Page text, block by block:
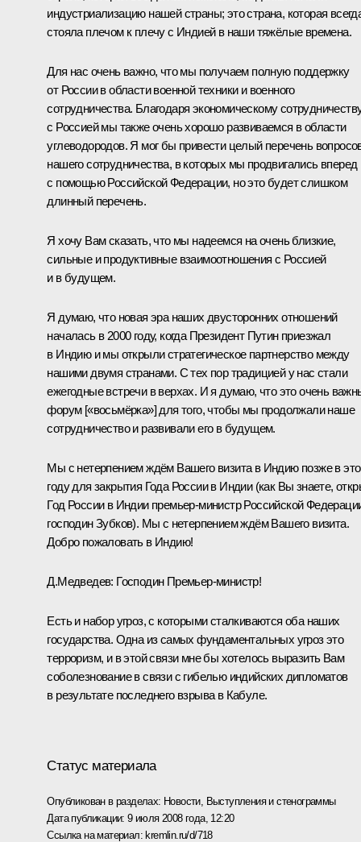
индустриализацию нашей страны; это страна, которая
стояла плечом к плечу с Индией в наши тяжёлые времена.
Для нас очень важно, что мы получаем полную поддержку
от России в области военной техники и военного
сотрудничества. Благодаря экономическому
с Россией мы также очень хорошо развиваемся в области
углеводородов. Я мог бы привести целый перечень
нашего сотрудничества, в которых мы продвигались вперед
с помощью Российской Федерации, но это будет слишком
длинный перечень.
Я хочу Вам сказать, что мы надеемся на очень близкие,
сильные и продуктивные взаимоотношения с Россией
и в будущем.
Я думаю, что новая эра наших двусторонних отношений
началась в 2000 году, когда Президент Путин приезжал
в Индию и мы открыли стратегическое партнерство между
нашими двумя странами. С тех пор традицией у нас стали
ежегодные встречи в верхах. И я думаю, что это очень
форум [«восьмёрка»] для того, чтобы мы продолжали наше
сотрудничество и развивали его в будущем.
Мы с нетерпением ждём Вашего визита в Индию позже в
году для закрытия Года России в Индии (как Вы знаете,
Год России в Индии премьер-министр Российской
господин Зубков). Мы с нетерпением ждём Вашего визита.
Добро пожаловать в Индию!
Д.Медведев: Господин Премьер-министр!
Есть и набор угроз, с которыми сталкиваются оба наших
государства. Одна из самых фундаментальных угроз это
терроризм, и в этой связи мне бы хотелось выразить Вам
соболезнование в связи с гибелью индийских дипломатов
в результате последнего взрыва в Кабуле.
Статус материала
Опубликован в разделах: Новости, Выступления и стенограммы
Дата публикации:9 июля 2008 года, 12:20
Ссылка на материал:kremlin.ru/d/718